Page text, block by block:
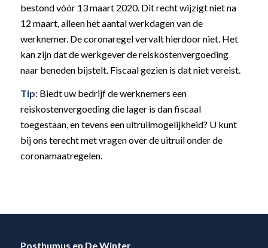
bestond vóór 13 maart 2020. Dit recht wijzigt niet na
12 maart, alleen het aantal werkdagen van de
werknemer. De coronaregel vervalt hierdoor niet. Het
kan zijn dat de werkgever de reiskostenvergoeding
naar beneden bijstelt. Fiscaal gezien is dat niet vereist.
Tip: Biedt uw bedrijf de werknemers een
reiskostenvergoeding die lager is dan fiscaal
toegestaan, en tevens een uitruilmogelijkheid? U kunt
bij ons terecht met vragen over de uitruil onder de
coronamaatregelen.
Posthumus en De Winter